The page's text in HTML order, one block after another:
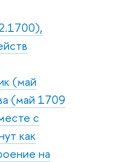
(май
(май 1709
с
как
на